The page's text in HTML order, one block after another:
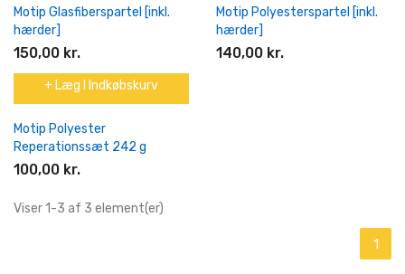
Motip Glasfiberspartel [inkl.
hærder]
150,00 kr.
Motip Polyesterspartel [inkl.
hærder]
140,00 kr.
+ Læg I Indkøbskurv
Motip Polyester
Reperationssæt 242 g
100,00 kr.
Viser 1-3 af 3 element(er)
1